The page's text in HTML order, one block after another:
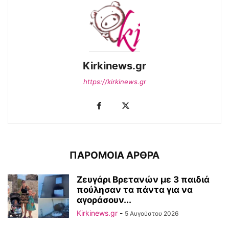
Kirkinews.gr
https://kirkinews.gr
ΠΑΡΟΜΟΙΑ ΑΡΘΡΑ
Ζευγάρι Βρετανών με 3 παιδιά
πούλησαν τα πάντα για να
αγοράσουν...
Kirkinews.gr - 5 Αυγούστου 2026